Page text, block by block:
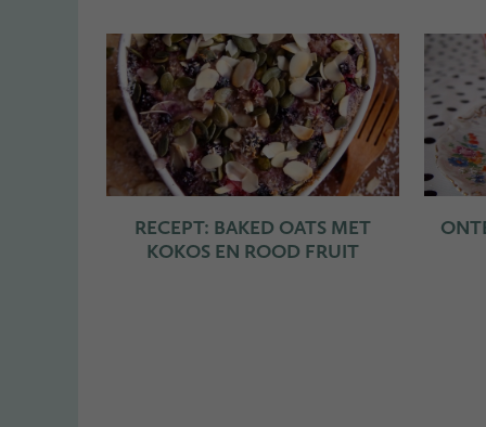
RECEPT: BAKED OATS MET
KOKOS EN ROOD FRUIT